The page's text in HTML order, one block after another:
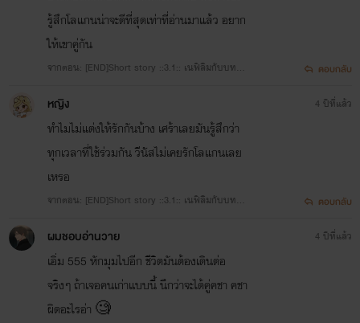
รู้สึกโลแกนน่าจะดีที่สุดเท่าที่อ่านมาแล้ว อยาก
ให้เขาคู่กัน
จากตอน: [END]Short story ::3.1:: เนฟิลิมกับบทบา
ตอบกลับ
หญิง
ทำไมไม่แต่งให้รักกันบ้าง เศร้าเลยมันรู้สึกว่า
ทุกเวลาที่ใช้ร่วมกัน วีนัสไม่เคยรักโลแกนเลย
เหรอ
จากตอน: [END]Short story ::3.1:: เนฟิลิมกับบทบา
4 ปีที่แล้ว
ตอบกลับ
ผมชอบอ่านวาย
เอิ่ม 555 หักมุมไปอีก ชีวิตมันต้องเดินต่อ
จริงๆ ถ้าเจอคนเก่าแบบนี้ นึกว่าจะได้คู่คชา คชา
ผิดอะไรอ่า 🧐
4 ปีที่แล้ว